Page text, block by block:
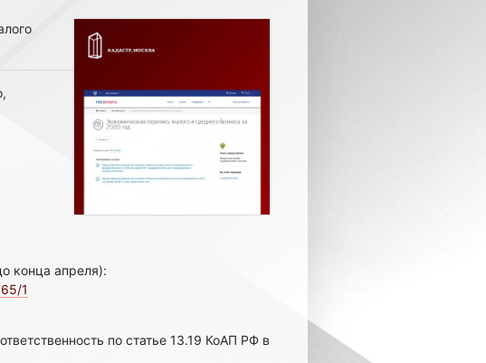
конца апреля):
1
по статье 13.19 КоАП РФ в